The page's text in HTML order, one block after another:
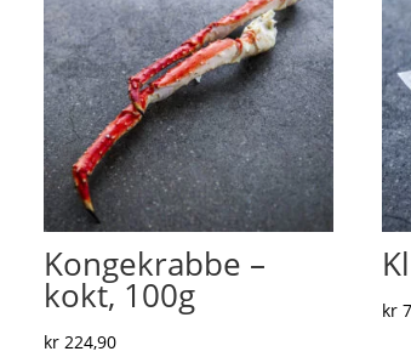
Kongekrabbe –
kokt, 100g
kr 224,90
kr